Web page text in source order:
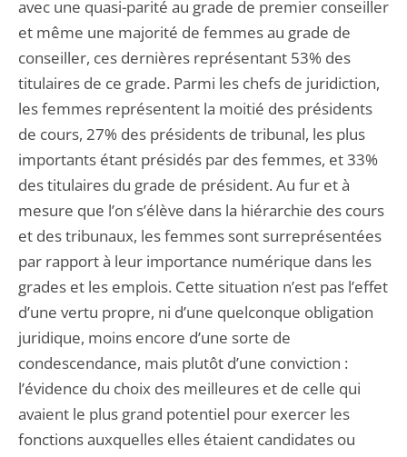
avec une quasi-parité au grade de premier conseiller
et même une majorité de femmes au grade de
conseiller, ces dernières représentant 53% des
titulaires de ce grade. Parmi les chefs de juridiction,
les femmes représentent la moitié des présidents
de cours, 27% des présidents de tribunal, les plus
importants étant présidés par des femmes, et 33%
des titulaires du grade de président. Au fur et à
mesure que l’on s’élève dans la hiérarchie des cours
et des tribunaux, les femmes sont surreprésentées
par rapport à leur importance numérique dans les
grades et les emplois. Cette situation n’est pas l’effet
d’une vertu propre, ni d’une quelconque obligation
juridique, moins encore d’une sorte de
condescendance, mais plutôt d’une conviction :
l’évidence du choix des meilleures et de celle qui
avaient le plus grand potentiel pour exercer les
fonctions auxquelles elles étaient candidates ou